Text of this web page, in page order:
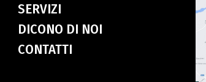
SERVIZI
DICONO DI NOI
CONTATTI